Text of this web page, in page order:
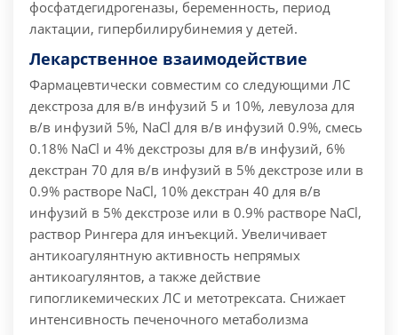
фосфатдегидрогеназы, беременность, период
лактации, гипербилирубинемия у детей.
Лекарственное взаимодействие
Фармацевтически совместим со следующими ЛС
декстроза для в/в инфузий 5 и 10%, левулоза для
в/в инфузий 5%, NaCl для в/в инфузий 0.9%, смесь
0.18% NaCl и 4% декстрозы для в/в инфузий, 6%
декстран 70 для в/в инфузий в 5% декстрозе или в
0.9% растворе NaCl, 10% декстран 40 для в/в
инфузий в 5% декстрозе или в 0.9% растворе NaCl,
раствор Рингера для инъекций. Увеличивает
антикоагулянтную активность непрямых
антикоагулянтов, а также действие
гипогликемических ЛС и метотрексата. Снижает
интенсивность печеночного метаболизма